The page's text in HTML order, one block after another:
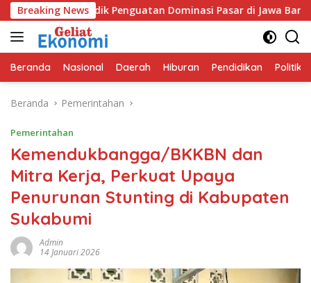
Langsung
ke
konten
Breaking News
Bidik Penguatan Dominasi Pasar di Jawa Barat
Beranda Nasional Daerah Hiburan Pendidikan Politik
Beranda Pemerintahan
Pemerintahan
Kemendukbangga/BKKBN dan
Mitra Kerja, Perkuat Upaya
Penurunan Stunting di Kabupaten
Sukabumi
Admin
14 Januari 2026